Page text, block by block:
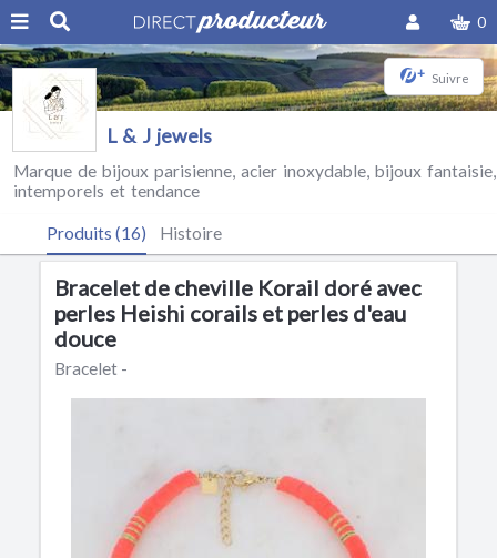
0
+ Suivre
L & J jewels
Marque de bijoux parisienne, acier inoxydable, bijoux fantaisie,
intemporels et tendance
Produits (16) Histoire
Bracelet de cheville Korail doré avec
perles Heishi corails et perles d'eau
douce
Bracelet -